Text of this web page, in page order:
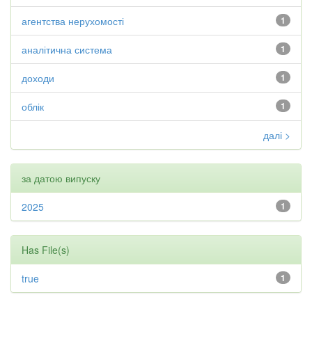
1
агентства нерухомості
1
аналітична система
1
доходи
1
облік
далі >
за датою випуску
1
2025
Has File(s)
1
true